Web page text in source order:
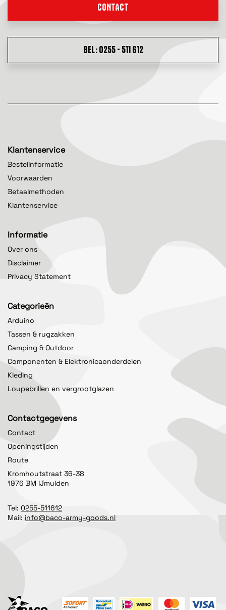
CONTACT
BEL: 0255 - 511 612
Klantenservice
Bestelinformatie
Voorwaarden
Betaalmethoden
Klantenservice
Informatie
Over ons
Disclaimer
Privacy Statement
Categorieën
Arduino
Tassen & rugzakken
Camping & Outdoor
Componenten & Elektronicaonderdelen
Kleding
Loupebrillen en vergrootglazen
Contactgegevens
Contact
Openingstijden
Route
Kromhoutstraat 36-38
1976 BM IJmuiden
Tel: 0255-511612
Mail: info@baco-army-goods.nl